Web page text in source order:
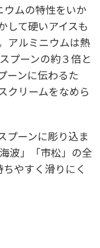
ムの特性をいか
して硬いアイスも
アルミニウムは熱
プーンの約３倍と
ーンに伝わるた
クリームをなめら
プーンに彫り込ま
波」「市松」の全
やすく滑りにく